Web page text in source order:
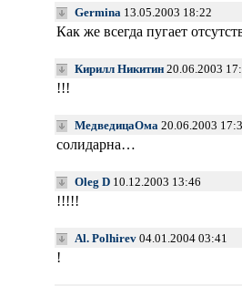
Germina 13.05.2003 18:22
Как же всегда пугает
Кирилл Никитин 20.06.2003
!!!
МедведицаОма 20.06.2003
солидарна…
Oleg D 10.12.2003 13:46
!!!!!
Al. Polhirev 04.01.2004 03:41
!